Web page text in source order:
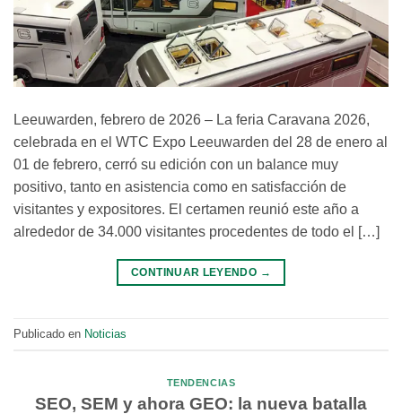
Leeuwarden, febrero de 2026 – La feria Caravana 2026,
celebrada en el WTC Expo Leeuwarden del 28 de enero al
01 de febrero, cerró su edición con un balance muy
positivo, tanto en asistencia como en satisfacción de
visitantes y expositores. El certamen reunió este año a
alrededor de 34.000 visitantes procedentes de todo el […]
CONTINUAR LEYENDO →
Publicado en Noticias
TENDENCIAS
SEO, SEM y ahora GEO: la nueva batalla